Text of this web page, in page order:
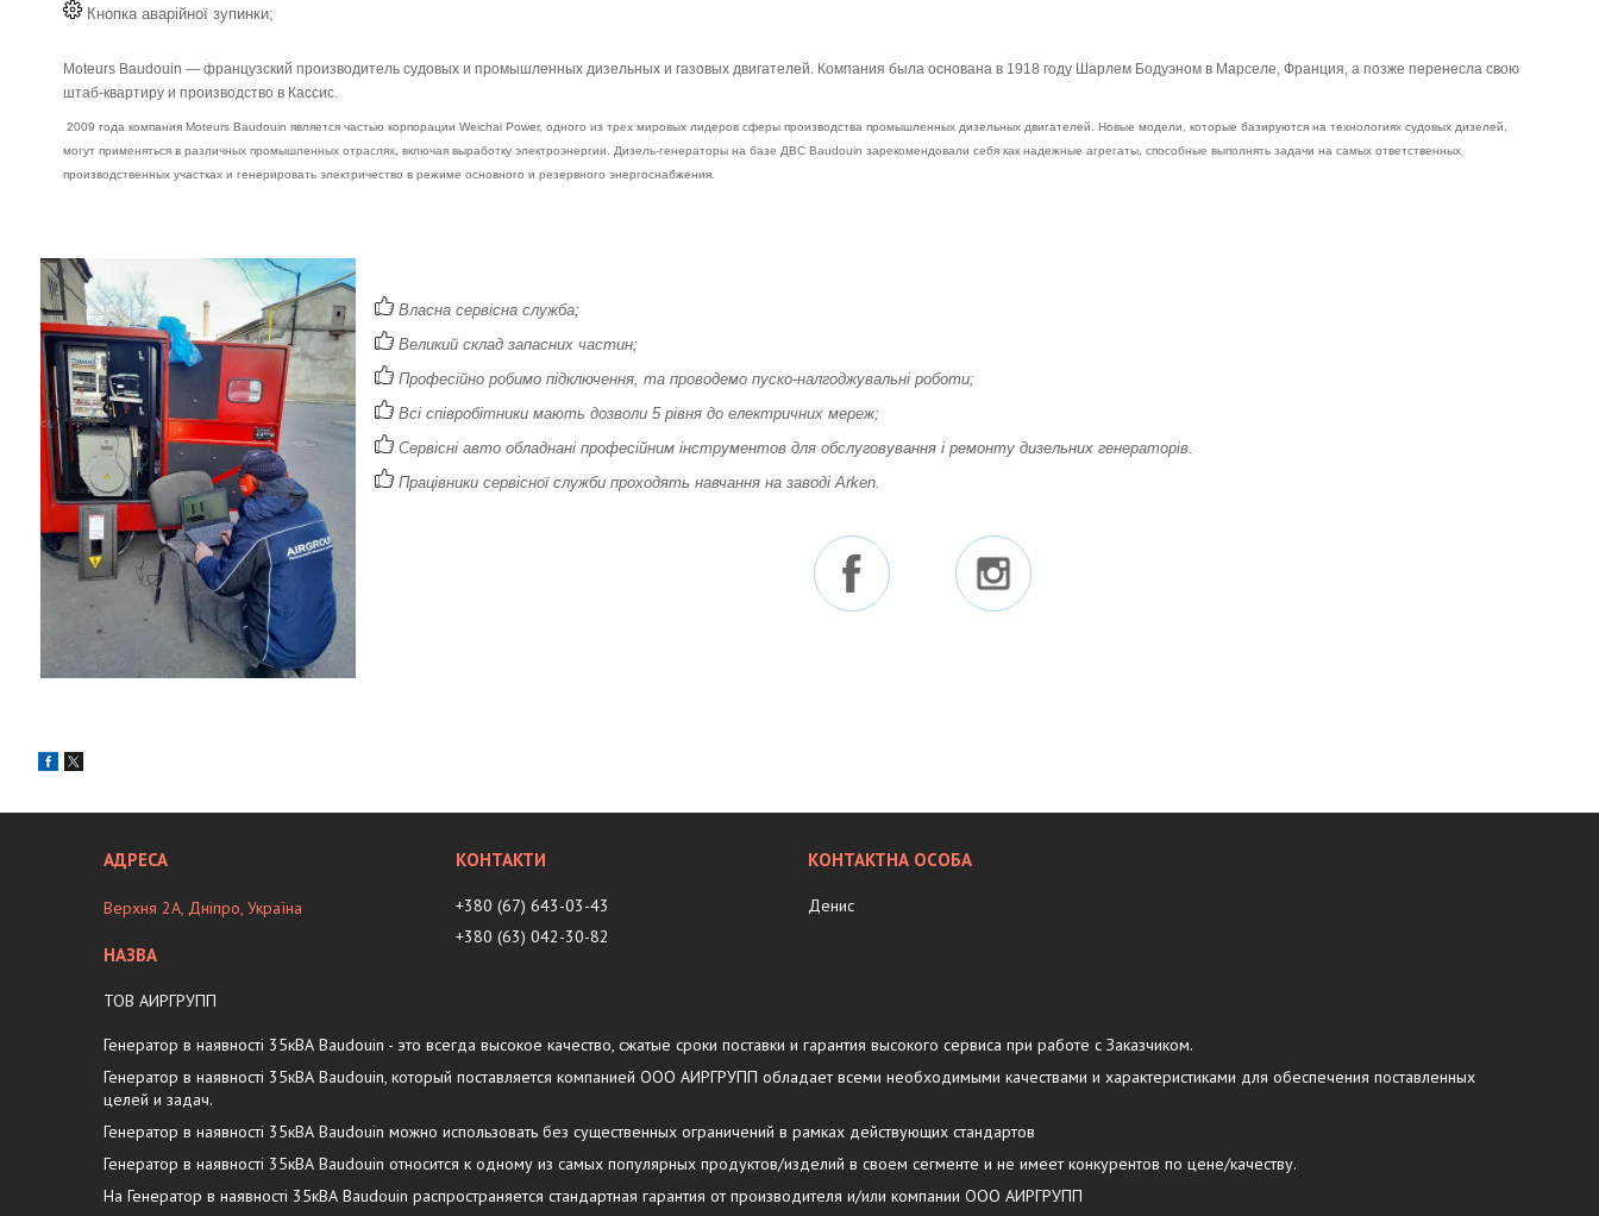
Кнопка аварійної зупинки;
Moteurs Baudouin — французский производитель судовых и промышленных дизельных и газовых двигателей. Компания была основана в 1918 году Шарлем Бодуэном в Марселе, Франция, а позже перенесла свою
штаб-квартиру и производство в Кассис.
2009 года компания Moteurs Baudouin является частью корпорации Weichai Power, одного из трех мировых лидеров сферы производства промышленных дизельных двигателей. Новые модели, которые базируются на технологиях судовых дизелей,
могут применяться в различных промышленных отраслях, включая выработку электроэнергии. Дизель-генераторы на базе ДВС Baudouin зарекомендовали себя как надежные агрегаты, способные выполнять задачи на самых ответственных
производственных участках и генерировать электричество в режиме основного и резервного энергоснабжения.
Власна сервісна служба;
Великий склад запасних частин;
Професійно робимо підключення, та проводемо пуско-налгоджувальні роботи;
Всі співробітники мають дозволи 5 рівня до електричних мереж;
Сервісні авто обладнані професійним інструментов для обслуговування і ремонту дизельних генераторів.
Працівники сервісної служби проходять навчання на заводі Arken.
Верхня 2А, Дніпро, Україна
ТОВ АИРГРУПП
+380 (67) 643-03-43
+380 (63) 042-30-82
Денис
Генератор в наявності 35кВА Baudouin - это всегда высокое качество, сжатые сроки поставки и гарантия высокого сервиса при работе с Заказчиком.
Генератор в наявності 35кВА Baudouin, который поставляется компанией ООО АИРГРУПП обладает всеми необходимыми качествами и характеристиками для обеспечения поставленных
целей и задач.
Генератор в наявності 35кВА Baudouin можно использовать без существенных ограничений в рамках действующих стандартов
Генератор в наявності 35кВА Baudouin относится к одному из самых популярных продуктов/изделий в своем сегменте и не имеет конкурентов по цене/качеству.
На Генератор в наявності 35кВА Baudouin распространяется стандартная гарантия от производителя и/или компании ООО АИРГРУПП